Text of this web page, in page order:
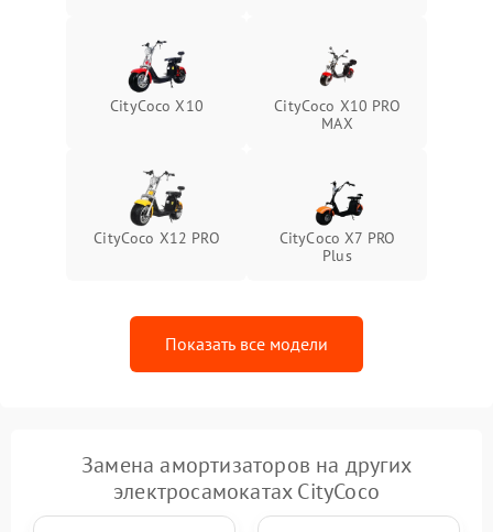
CityCoco X10
CityCoco X10 PRO
MAX
CityCoco X12 PRO
CityCoco X7 PRO
Plus
Показать все модели
Замена амортизаторов на других
электросамокатах CityCoco